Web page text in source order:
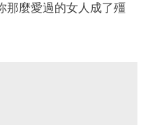
那麼愛過的女人成了殭